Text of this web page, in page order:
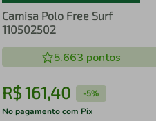
Camisa Polo Free Surf
110502502
5.663 pontos
R$161,40 -5%
No pagamento com Pix